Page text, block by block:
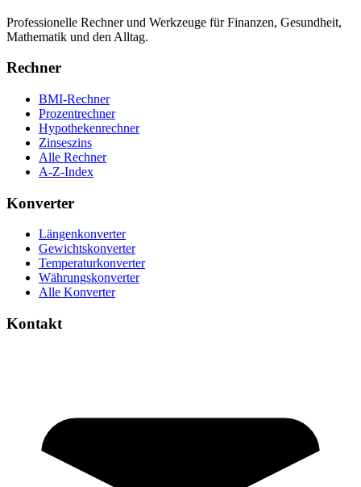
Professionelle Rechner und Werkzeuge für Finanzen, Gesundheit,
Mathematik und den Alltag.
Rechner
BMI-Rechner
Prozentrechner
Hypothekenrechner
Zinseszins
Alle Rechner
A-Z-Index
Konverter
Längenkonverter
Gewichtskonverter
Temperaturkonverter
Währungskonverter
Alle Konverter
Kontakt